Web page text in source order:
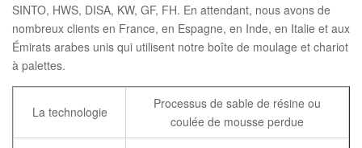
SINTO, HWS, DISA, KW, GF, FH. En attendant, nous avons de
nombreux clients en France, en Espagne, en Inde, en Italie et aux
Émirats arabes unis qui utilisent notre boîte de moulage et chariot
à palettes.
La technologie
Processus de sable de résine ou
coulée de mousse perdue